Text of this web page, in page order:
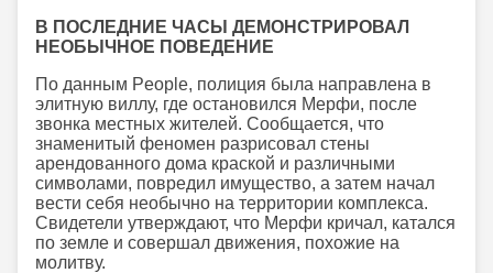
В ПОСЛЕДНИЕ ЧАСЫ ДЕМОНСТРИРОВАЛ
НЕОБЫЧНОЕ ПОВЕДЕНИЕ
По данным People, полиция была направлена в
элитную виллу, где остановился Мерфи, после
звонка местных жителей. Сообщается, что
знаменитый феномен разрисовал стены
арендованного дома краской и различными
символами, повредил имущество, а затем начал
вести себя необычно на территории комплекса.
Свидетели утверждают, что Мерфи кричал, катался
по земле и совершал движения, похожие на
молитву.